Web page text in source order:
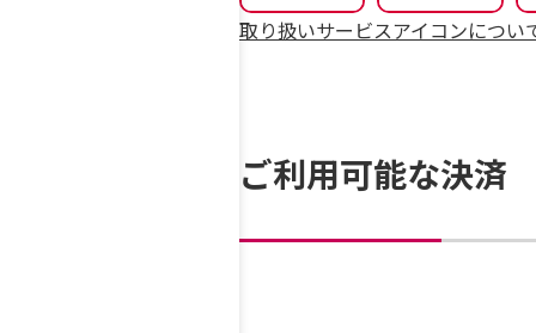
取り扱いサービスアイコンについ
ご利用可能な決済